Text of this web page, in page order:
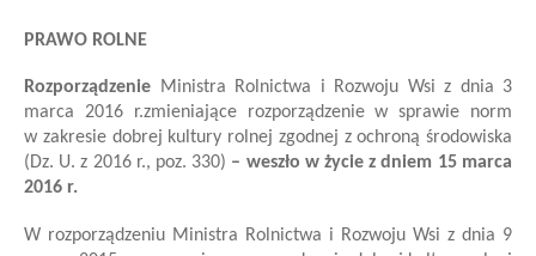
PRAWO ROLNE
Rozporządzenie Ministra Rolnictwa i Rozwoju Wsi z dnia 3
marca 2016 r.zmieniające rozporządzenie w sprawie norm
w zakresie dobrej kultury rolnej zgodnej z ochroną środowiska
(Dz. U. z 2016 r., poz. 330) – weszło w życie z dniem 15 marca
2016 r.
W rozporządzeniu Ministra Rolnictwa i Rozwoju Wsi z dnia 9